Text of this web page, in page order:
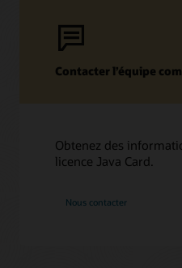
Contacter l’équipe
Obtenez des
licence Java Card.
Nous contacter